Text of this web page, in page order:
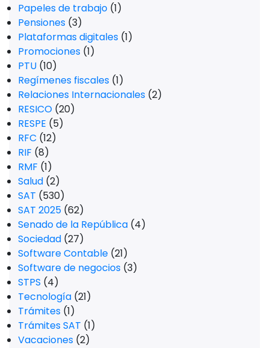
Papeles de trabajo (1)
Pensiones (3)
Plataformas digitales (1)
Promociones (1)
PTU (10)
Regímenes fiscales (1)
Relaciones Internacionales (2)
RESICO (20)
RESPE (5)
RFC (12)
RIF (8)
RMF (1)
Salud (2)
SAT (530)
SAT 2025 (62)
Senado de la República (4)
Sociedad (27)
Software Contable (21)
Software de negocios (3)
STPS (4)
Tecnología (21)
Trámites (1)
Trámites SAT (1)
Vacaciones (2)